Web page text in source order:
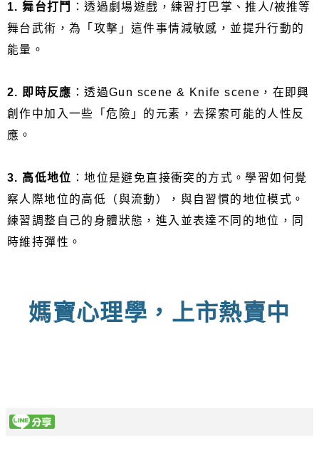
1. 舞台打鬥 ：透過劇場遊戲，練習打巴掌、推人/被推等
舞台武術，為「攻擊」這件事情減敏感，並提升行動的
能量。
2. 即時反應 ：透過Gun scene & Knife scene，在即興
創作中加入一些「危險」的元素，去探索可能的人性反
應。
3. 高低地位 ：地位是避免直接衝突的方式。學習如何覺
察人際地位的高低（與流動），與自習慣的地位模式。
練習調整自己的身體狀態，進入並表達不同的地位，同
時維持彈性。
媽寶心理學，上市熱賣中